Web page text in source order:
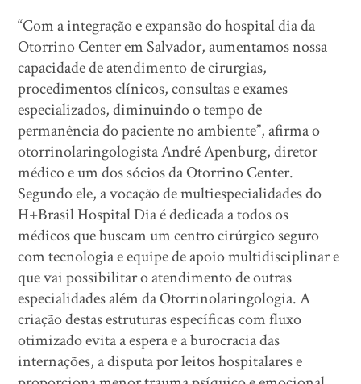
“Com a integração e expansão do hospital dia da
Otorrino Center em Salvador, aumentamos nossa
capacidade de atendimento de cirurgias,
procedimentos clínicos, consultas e exames
especializados, diminuindo o tempo de
permanência do paciente no ambiente”, afirma o
otorrinolaringologista André Apenburg, diretor
médico e um dos sócios da Otorrino Center.
Segundo ele, a vocação de multiespecialidades do
H+Brasil Hospital Dia é dedicada a todos os
médicos que buscam um centro cirúrgico seguro
com tecnologia e equipe de apoio multidisciplinar e
que vai possibilitar o atendimento de outras
especialidades além da Otorrinolaringologia. A
criação destas estruturas específicas com fluxo
otimizado evita a espera e a burocracia das
internações, a disputa por leitos hospitalares e